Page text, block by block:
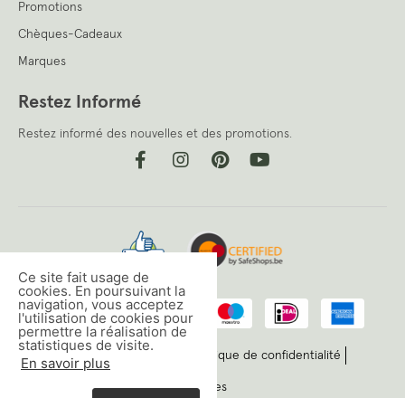
Ce site fait usage de
cookies. En poursuivant la
navigation, vous acceptez
l'utilisation de cookies pour
permettre la réalisation de
statistiques de visite.
En savoir plus
Promotions
Chèques-Cadeaux
Marques
Restez Informé
Restez informé des nouvelles et des promotions.
Conditions générales Politique de confidentialité
Cookies